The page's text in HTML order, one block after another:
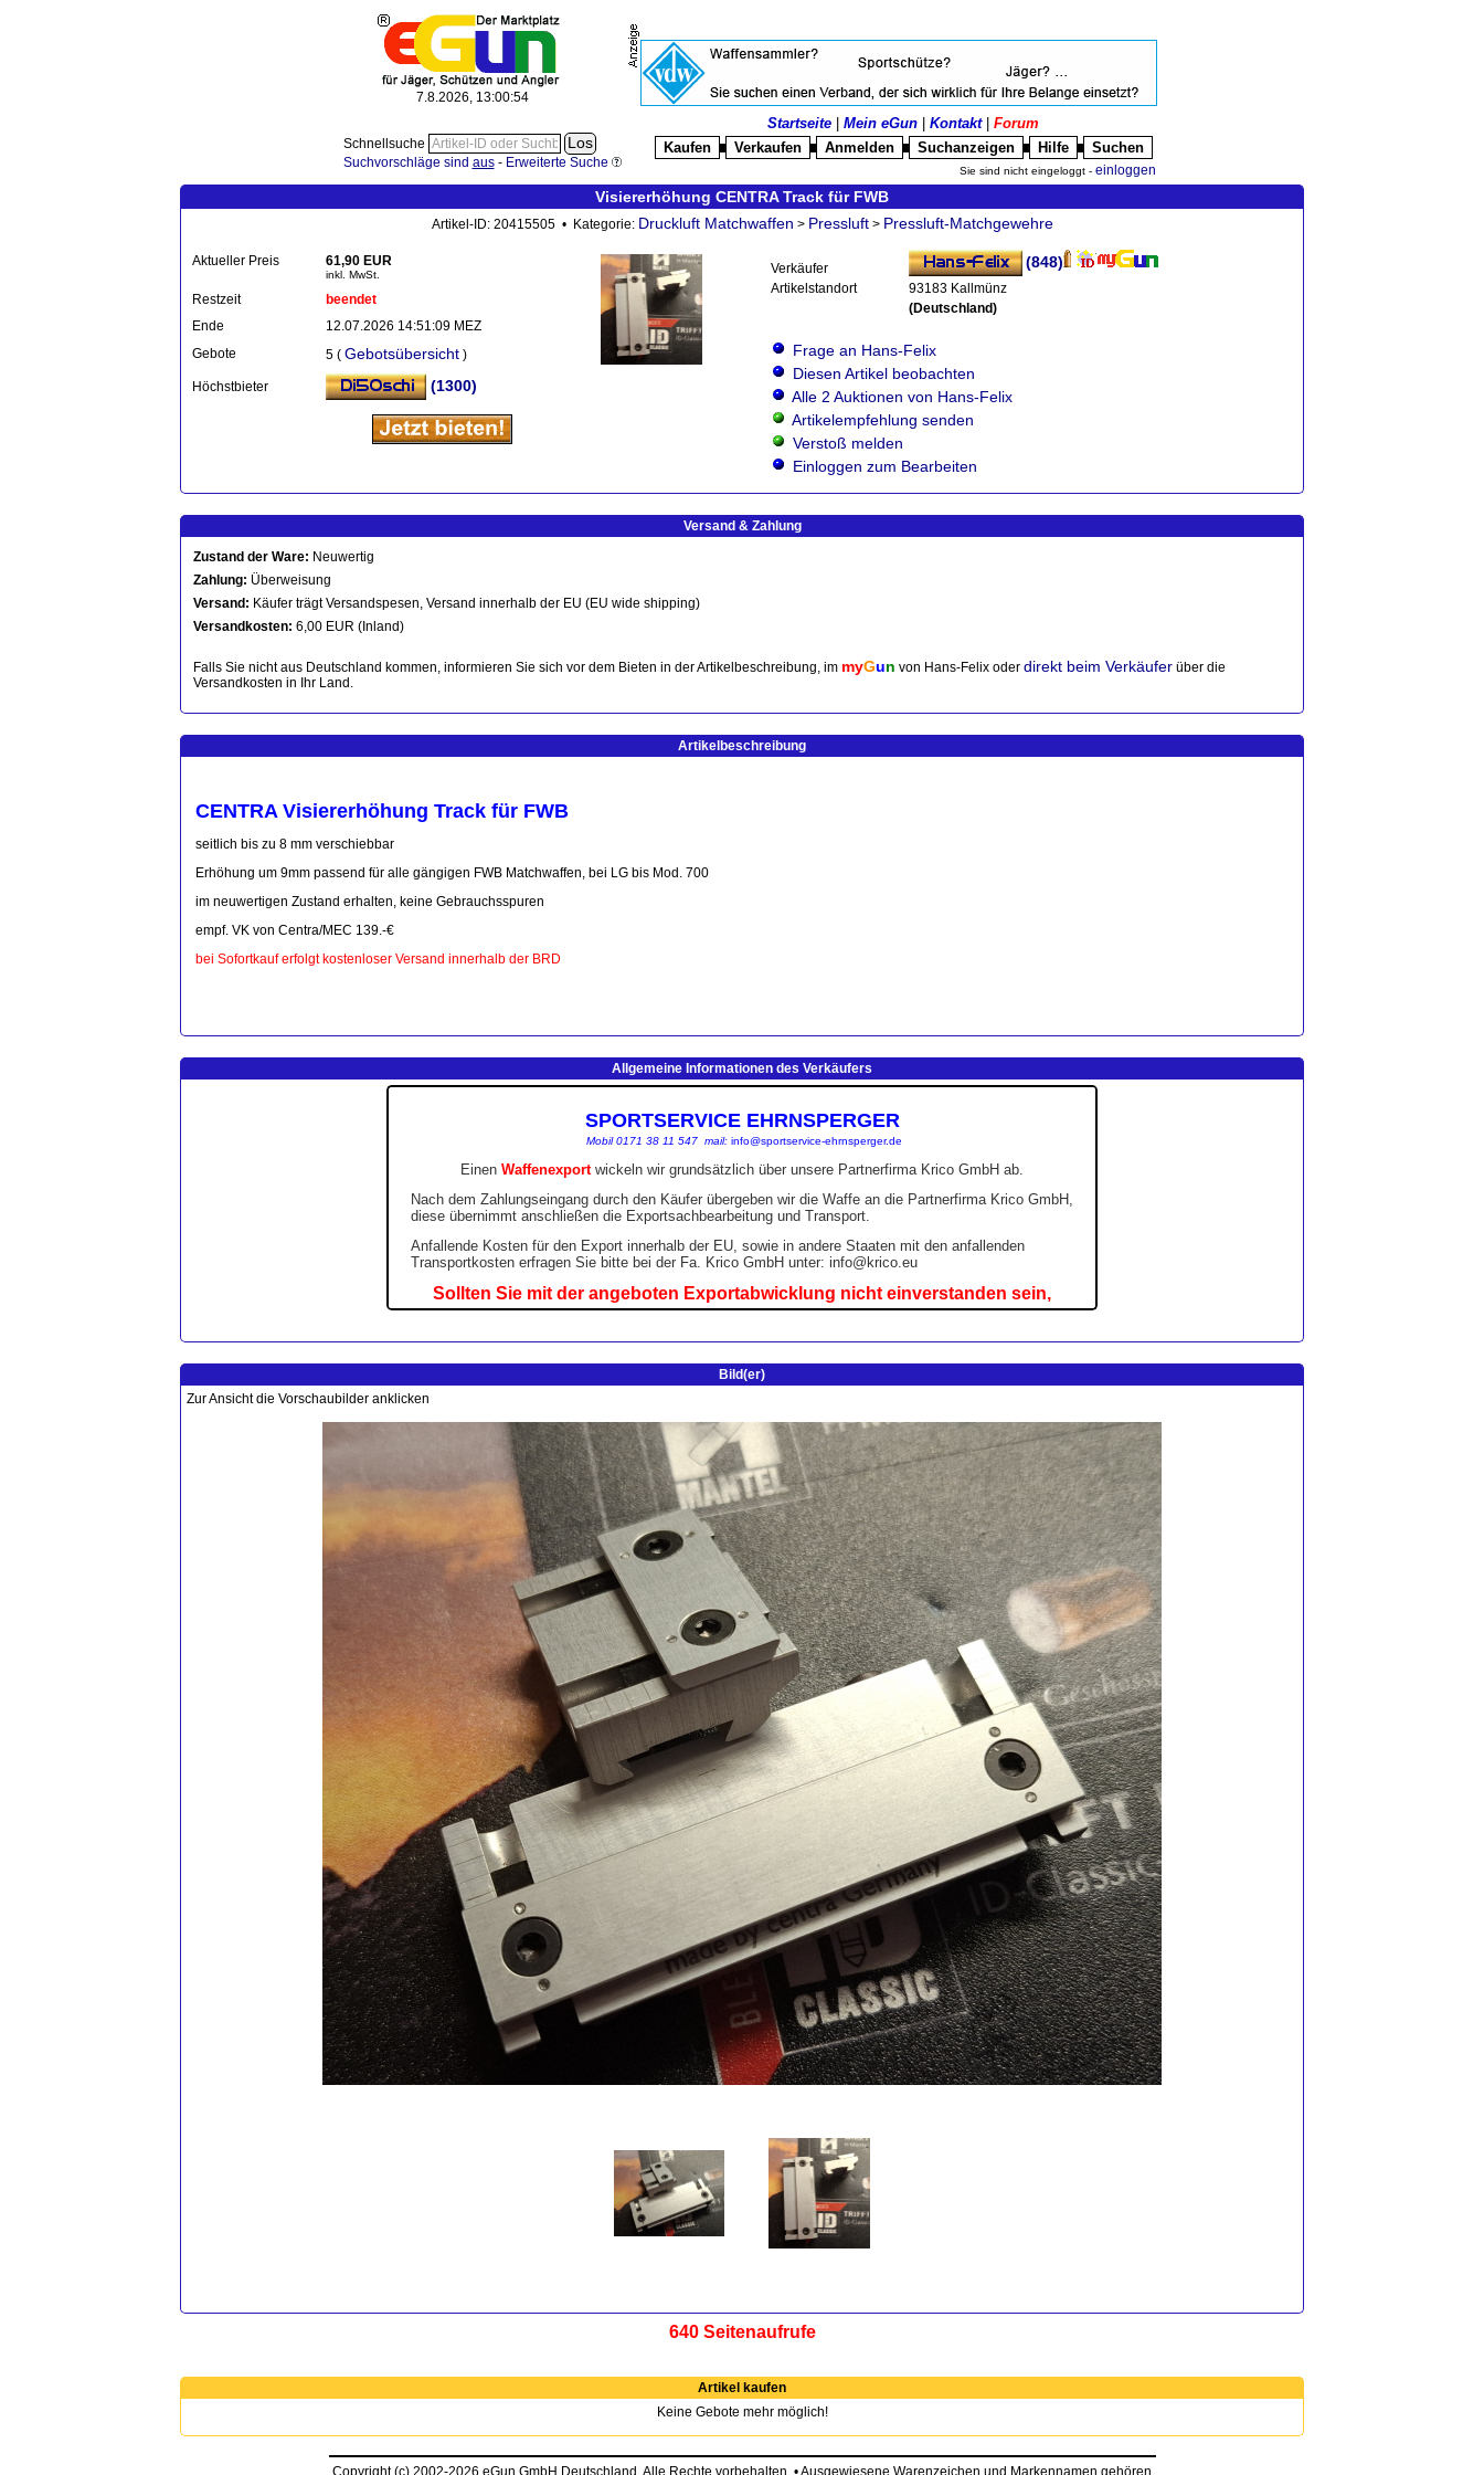
7.8.2026, 13:00:55
Schnellsuche
Suchvorschläge sind aus- Erweiterte Suche
Startseite Mein eGun Kontakt| Forum
Kaufen
Verkaufen Anmelden Suchanzeigen Hilfe Suchen
Sie sind nicht eingeloggt - einloggen
Visiererhöhung CENTRA Track für FWB
Artikel-ID: 20415505 • Kategorie: Druckluft Matchwaffen > Pressluft> Pressluft-Matchgewehre
Aktueller Preis 61,90 EUR
inkl. MwSt.
Restzeit
beendet
Ende
12.07.2026 14:51:09 MEZ
Gebote
5 ( Gebotsübersicht )
Höchstbieter (1300)
Verkäufer (848)
Artikelstandort
93183 Kallmünz
(Deutschland)
Frage an Hans-Felix
Diesen Artikel beobachten
Alle 2 Auktionen von Hans-Felix
Artikelempfehlung senden
Verstoß melden
Einloggen zum Bearbeiten
Versand & Zahlung
Zustand der Ware: Neuwertig
Zahlung: Überweisung
Versand: Käufer trägt Versandspesen, Versand innerhalb der EU (EU wide shipping)
Versandkosten: 6,00 EUR (Inland)
Falls Sie nicht aus Deutschland kommen, informieren Sie sich vor dem Bieten in der Artikelbeschreibung, im myGun von Hans-Felix oder direkt beim Verkäufer über die
Versandkosten in Ihr Land.
Artikelbeschreibung
CENTRA Visiererhöhung Track für FWB
seitlich bis zu 8 mm verschiebbar
Erhöhung um 9mm passend für alle gängigen FWB Matchwaffen, bei LG bis Mod. 700
im neuwertigen Zustand erhalten, keine Gebrauchsspuren
empf. VK von Centra/MEC 139.-€
bei Sofortkauf erfolgt kostenloser Versand innerhalb der BRD
Allgemeine Informationen des Verkäufers
Bild(er)
Zur Ansicht die Vorschaubilder anklicken
640 Seitenaufrufe
Artikel kaufen
Keine Gebote mehr möglich!
Copyright (c) 2002-2026 eGun GmbH Deutschland. Alle Rechte vorbehalten. • Ausgewiesene Warenzeichen und Markennamen gehören